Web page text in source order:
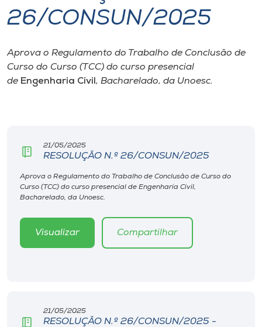
I.nova
Diplomados
Editora
Rádio
Store
26/CONSUN/2025
Aprova o Regulamento do Trabalho de Conclusão de
Curso do Curso (TCC) do curso presencial
de Engenharia Civil, Bacharelado, da Unoesc.
21/05/2025
RESOLUÇÃO N.º 26/CONSUN/2025
Aprova o Regulamento do Trabalho de Conclusão de Curso do
Curso (TCC) do curso presencial de Engenharia Civil,
Bacharelado, da Unoesc.
Visualizar Compartilhar
21/05/2025
RESOLUÇÃO N.º 26/CONSUN/2025 -